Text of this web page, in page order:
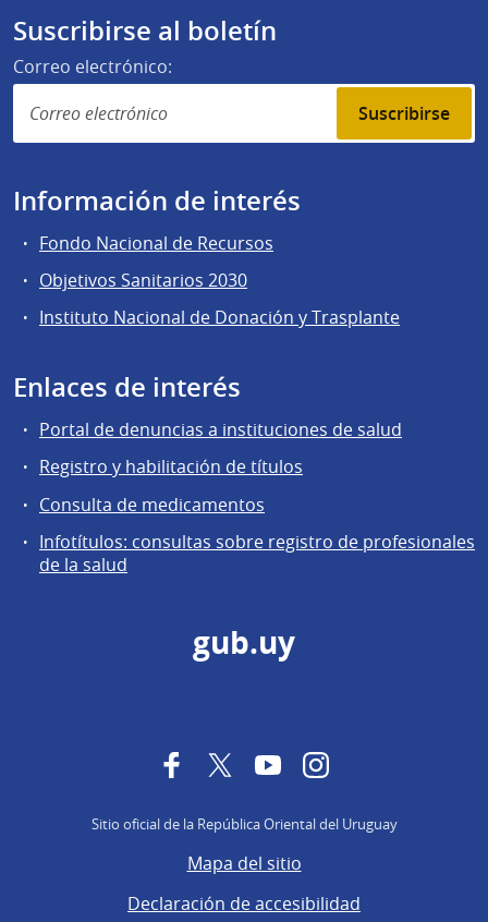
Suscribirse al boletín
Correo electrónico:
Suscribirse
Información de interés
Fondo Nacional de Recursos
Objetivos Sanitarios 2030
Instituto Nacional de Donación y Trasplante
Enlaces de interés
Portal de denuncias a instituciones de salud
Registro y habilitación de títulos
Consulta de medicamentos
Infotítulos: consultas sobre registro de profesionales
de la salud
gub.uy
FacebookTwitterYouTubeInstagram
Sitio oficial de la República Oriental del Uruguay
Mapa del sitio
Declaración de accesibilidad